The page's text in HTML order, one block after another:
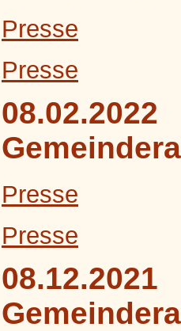
Presse
Presse
08.02.2022
Presse
Presse
08.12.2021